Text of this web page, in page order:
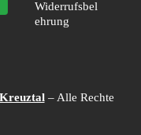
Widerrufsbel
ehrung
– Alle Rechte